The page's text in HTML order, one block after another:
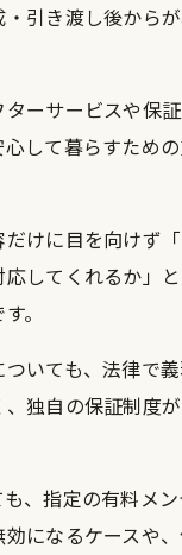
引き渡し後から
ーサービスや保
して暮らすため
けに目を向けず
してくれるか」
。
いても、法律で
独自の保証制度
、指定の有料メ
になるケースや